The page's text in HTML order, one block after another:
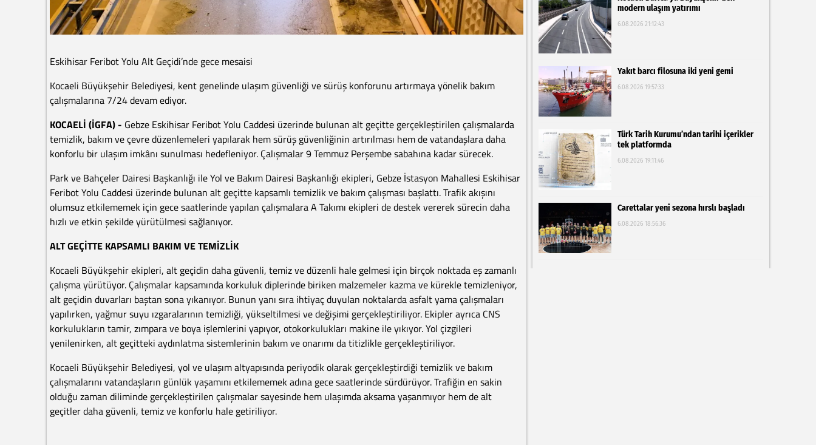
Eskihisar Feribot Yolu Alt Geçidi’nde gece mesaisi
Kocaeli Büyükşehir Belediyesi, kent genelinde ulaşım güvenliği ve sürüş konforunu artırmaya yönelik bakım
çalışmalarına 7/24 devam ediyor.
KOCAELİ (İGFA) - Gebze Eskihisar Feribot Yolu Caddesi üzerinde bulunan alt geçitte gerçekleştirilen çalışmalarda
temizlik, bakım ve çevre düzenlemeleri yapılarak hem sürüş güvenliğinin artırılması hem de vatandaşlara daha
konforlu bir ulaşım imkânı sunulması hedefleniyor. Çalışmalar 9 Temmuz Perşembe sabahına kadar sürecek.
Park ve Bahçeler Dairesi Başkanlığı ile Yol ve Bakım Dairesi Başkanlığı ekipleri, Gebze İstasyon Mahallesi Eskihisar
Feribot Yolu Caddesi üzerinde bulunan alt geçitte kapsamlı temizlik ve bakım çalışması başlattı. Trafik akışını
olumsuz etkilememek için gece saatlerinde yapılan çalışmalara A Takımı ekipleri de destek vererek sürecin daha
hızlı ve etkin şekilde yürütülmesi sağlanıyor.
ALT GEÇİTTE KAPSAMLI BAKIM VE TEMİZLİK
Kocaeli Büyükşehir ekipleri, alt geçidin daha güvenli, temiz ve düzenli hale gelmesi için birçok noktada eş zamanlı
çalışma yürütüyor. Çalışmalar kapsamında korkuluk diplerinde biriken malzemeler kazma ve kürekle temizleniyor,
alt geçidin duvarları baştan sona yıkanıyor. Bunun yanı sıra ihtiyaç duyulan noktalarda asfalt yama çalışmaları
yapılırken, yağmur suyu ızgaralarının temizliği, yükseltilmesi ve değişimi gerçekleştiriliyor. Ekipler ayrıca CNS
korkulukların tamir, zımpara ve boya işlemlerini yapıyor, otokorkulukları makine ile yıkıyor. Yol çizgileri
yenilenirken, alt geçitteki aydınlatma sistemlerinin bakım ve onarımı da titizlikle gerçekleştiriliyor.
Kocaeli Büyükşehir Belediyesi, yol ve ulaşım altyapısında periyodik olarak gerçekleştirdiği temizlik ve bakım
çalışmalarını vatandaşların günlük yaşamını etkilememek adına gece saatlerinde sürdürüyor. Trafiğin en sakin
olduğu zaman diliminde gerçekleştirilen çalışmalar sayesinde hem ulaşımda aksama yaşanmıyor hem de alt
geçitler daha güvenli, temiz ve konforlu hale getiriliyor.
modern ulaşım yatırımı
6.08.2026 21:12:43
Yakıt barcı filosuna iki yeni gemi
6.08.2026 19:57:33
Türk Tarih Kurumu’ndan tarihi içerikler
tek platformda
6.08.2026 19:11:46
Carettalar yeni sezona hırslı başladı
6.08.2026 18:56:36